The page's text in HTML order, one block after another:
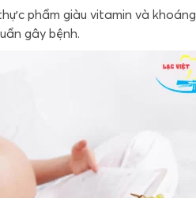
phẩm giàu vitamin và
gây bệnh.